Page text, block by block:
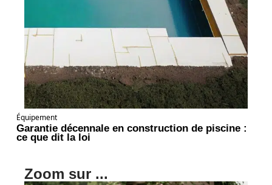
Équipement
Garantie décennale en construction de piscine :
ce que dit la loi
Zoom sur ...